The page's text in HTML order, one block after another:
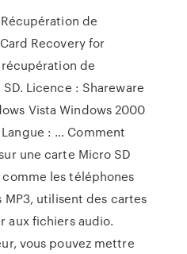
de
Recovery for
de
Licence : Shareware
Vista Windows 2000
: … Comment
une carte Micro SD
les téléphones
utilisent des cartes
aux fichiers audio.
vous pouvez mettre